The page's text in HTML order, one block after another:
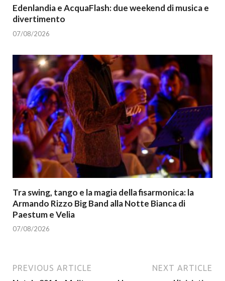
Edenlandia e AcquaFlash: due weekend di musica e
divertimento
07/08/2026
Tra swing, tango e la magia della fisarmonica: la
Armando Rizzo Big Band alla Notte Bianca di
Paestum e Velia
07/08/2026
PREVIOUS ARTICLE NEXT ARTICLE